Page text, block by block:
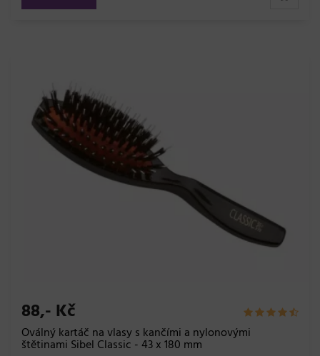
88,- Kč
Oválný kartáč na vlasy s kančími a nylonovými
štětinami Sibel Classic - 43 x 180 mm